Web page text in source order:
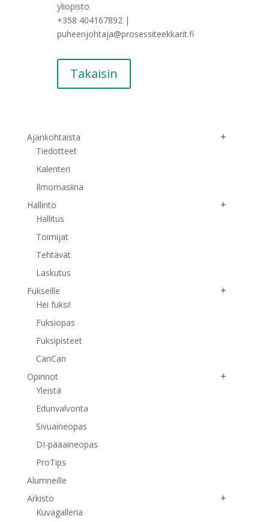
yliopisto
+358 404167892 |
puheenjohtaja@prosessiteekkarit.fi
Takaisin
Ajankohtaista
Tiedotteet
Kalenteri
Ilmomasiina
Hallinto
Hallitus
Toimijat
Tehtävät
Laskutus
Fukseille
Hei fuksi!
Fuksiopas
Fuksipisteet
CanCan
Opinnot
Yleistä
Edunvalvonta
Sivuaineopas
DI-pääaineopas
ProTips
Alumneille
Arkisto
Kuvagalleria